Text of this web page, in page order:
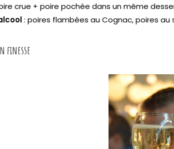
crue + poire pochée dans un même
: poires flambées au Cognac, poires au
finesse